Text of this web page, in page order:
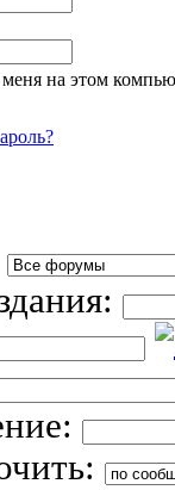
на этом